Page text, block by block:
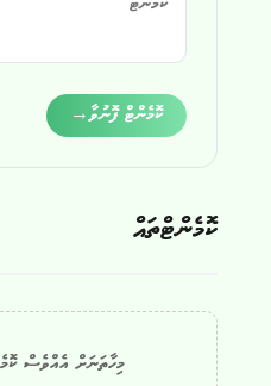
ކޮމެންޓް ފޮނުވާ→
ކޮމެންޓްތައް
މިހާތަނަށް އެއްވެސް